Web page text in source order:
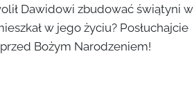
Dawidowi zbudować świątyni w
w jego życiu? Posłuchajcie
Bożym Narodzeniem!